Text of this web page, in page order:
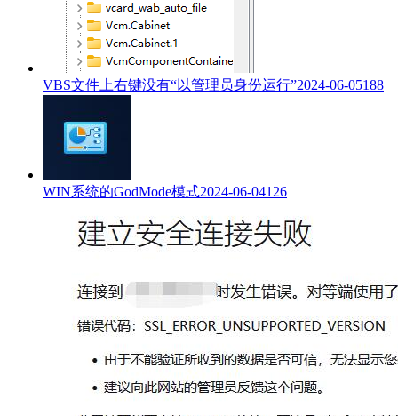
VBS文件上右键没有“以管理员身份运行”2024-06-05188
WIN系统的GodMode模式2024-06-04126